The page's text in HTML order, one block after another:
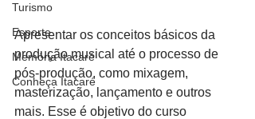
Turismo
Esporte
Memória Itacaré
Conheça Itacaré
Apresentar os conceitos básicos da
produção musical até o processo de
pós-produção, como mixagem,
masterização, lançamento e outros
mais. Esse é objetivo do curso